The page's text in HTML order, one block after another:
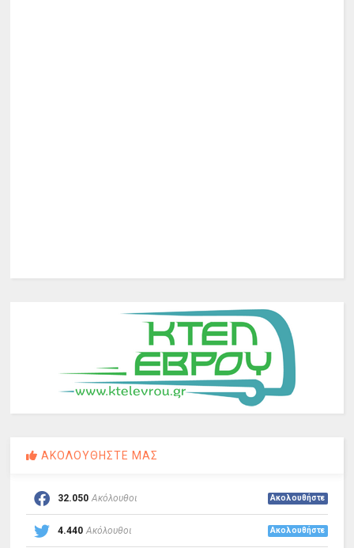
ΑΚΟΛΟΥΘΗΣΤΕ ΜΑΣ
32.050 Ακόλουθοι Ακολουθήστε
4.440 Ακόλουθοι Ακολουθήστε